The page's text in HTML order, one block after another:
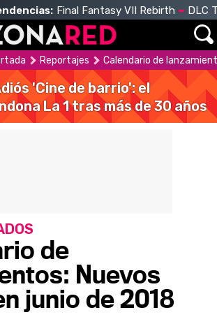
Final Fantasy VII Rebirth DLC
Reportajes Calendario de
'Cine de barrio': el
La 1 tras más de 30 años
de
Nuevos
junio de 2018